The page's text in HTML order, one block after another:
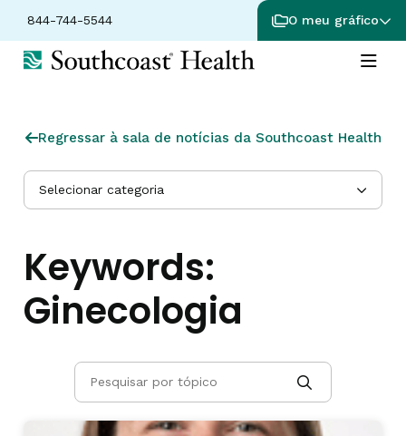
844-744-5544 O meu gráfico
Regressar à sala de notícias da Southcoast Health
Selecionar categoria
Keywords:
Ginecologia